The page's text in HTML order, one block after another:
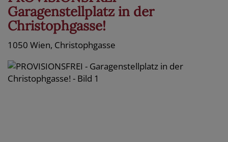
Garagenstellplatz in der
Christophgasse!
1050 Wien, Christophgasse